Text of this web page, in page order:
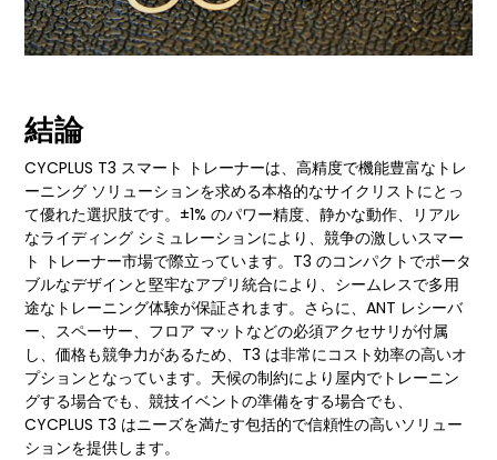
結論
CYCPLUS T3 スマート トレーナーは、高精度で機能豊富なトレ
ーニング ソリューションを求める本格的なサイクリストにとっ
て優れた選択肢です。±1% のパワー精度、静かな動作、リアル
なライディング シミュレーションにより、競争の激しいスマー
ト トレーナー市場で際立っています。T3 のコンパクトでポータ
ブルなデザインと堅牢なアプリ統合により、シームレスで多用
途なトレーニング体験が保証されます。さらに、ANT レシーバ
ー、スペーサー、フロア マットなどの必須アクセサリが付属
し、価格も競争力があるため、T3 は非常にコスト効率の高いオ
プションとなっています。天候の制約により屋内でトレーニン
グする場合でも、競技イベントの準備をする場合でも、
CYCPLUS T3 はニーズを満たす包括的で信頼性の高いソリュー
ションを提供します。